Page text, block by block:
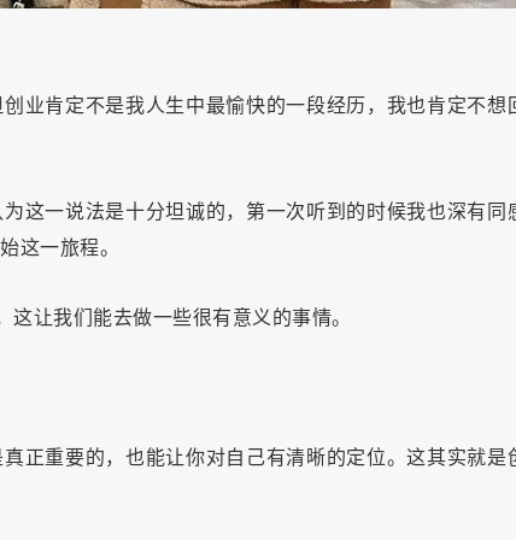
业肯定不是我人生中最愉快的一段经历，我也肯定不想
这一说法是十分坦诚的，第一次听到的时候我也深有同
这一旅程。
这让我们能去做一些很有意义的事情。
正重要的，也能让你对自己有清晰的定位。这其实就是